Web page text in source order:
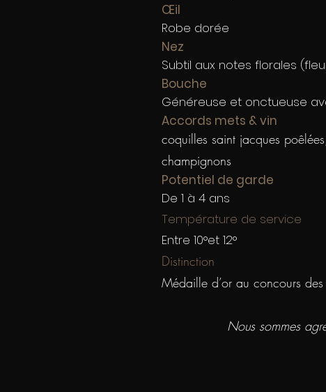
Œil
Robe dorée
Nez
Subtil aux notes florales
Bouche
Généreuse et onctueuse
Accords mets & vin
coquilles saint jacques
champignons
Potentiel de garde
De 1 à 4 ans
Température de service
Entre 10°et 12°
Distinction
Médaille d’or au concours
Nous sommes